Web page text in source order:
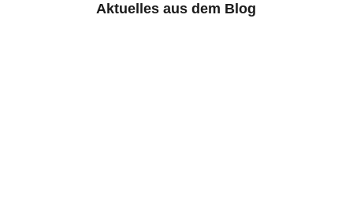
Aktuelles aus dem Blog